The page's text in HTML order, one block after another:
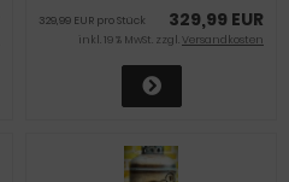
329,99 EUR
329,99 EUR pro Stück
inkl. 19 % MwSt. zzgl.Versandkosten